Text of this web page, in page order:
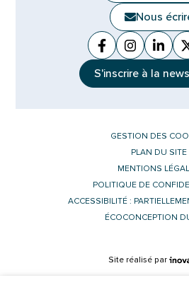
Nous
Facebook
(ouvertureInstagram
S'inscrire à la
GESTION DES
PLAN DU SITE
MENTIONS
POLITIQUE DE
ACCESSIBILITÉ :
ÉCOCONCEPTION
Site réalisé par